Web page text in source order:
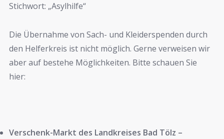
Stichwort: „Asylhilfe“
Die Übernahme von Sach- und Kleiderspenden durch
den Helferkreis ist nicht möglich. Gerne verweisen wir
aber auf bestehe Möglichkeiten. Bitte schauen Sie
hier:
Verschenk-Markt des Landkreises Bad Tölz –